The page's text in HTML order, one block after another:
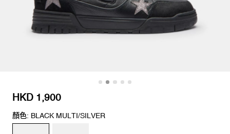
HKD 1,900
顏色: BLACK MULTI/SILVER